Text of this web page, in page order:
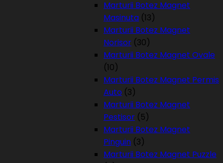
Marturii Botez Magnet
Masinuta (13)
Marturii Botez Magnet
Norisor (30)
Marturii Botez Magnet Ovale
(10)
Marturii Botez Magnet Permis
Auto (3)
Marturii Botez Magnet
Pestisor (5)
Marturii Botez Magnet
Pinguin (3)
Marturii Botez Magnet Puzzle